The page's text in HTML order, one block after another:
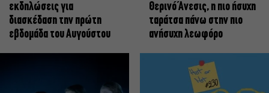
εκδηλώσεις για
διασκέδαση την πρώτη
εβδομάδα του Αυγούστου
Θερινό Άνεσις, η πιο ήσυχη
ταράτσα πάνω στην πιο
ανήσυχη λεωφόρο